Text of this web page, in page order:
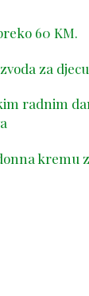
60 KM.
za
radnim
kremu